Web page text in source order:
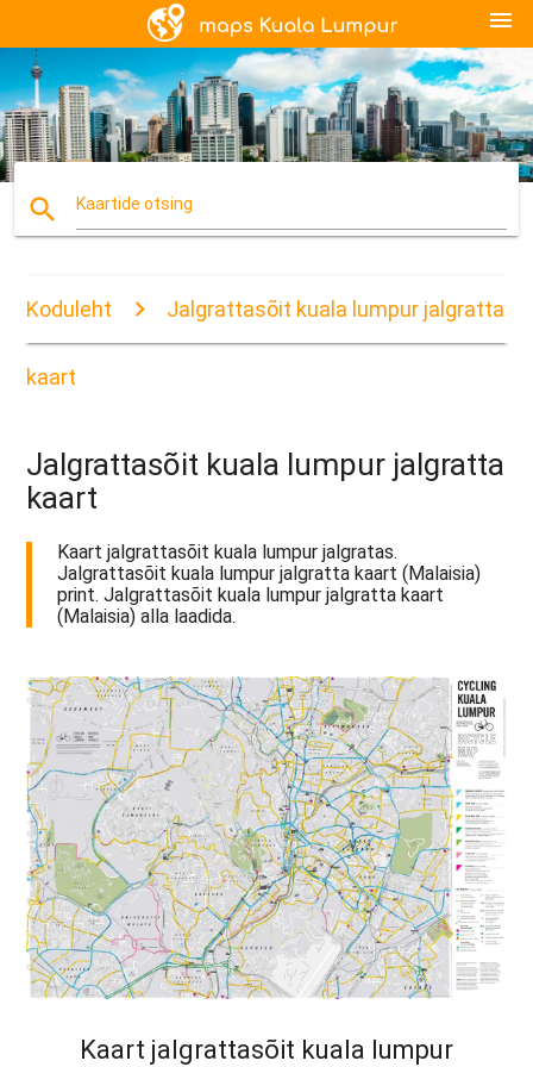
menu
search Kaartide otsing
Koduleht Jalgrattasõit kuala lumpur jalgratta
kaart
Jalgrattasõit kuala lumpur jalgratta
kaart
Kaart jalgrattasõit kuala lumpur jalgratas.
Jalgrattasõit kuala lumpur jalgratta kaart (Malaisia)
print. Jalgrattasõit kuala lumpur jalgratta kaart
(Malaisia) alla laadida.
Kaart jalgrattasõit kuala lumpur